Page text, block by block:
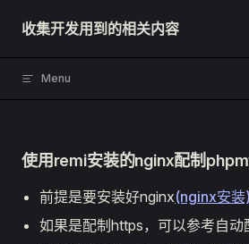
Skip to content
收集开发用到的相关内容
Menu
使用remi安装的nginx配制
前提是要安装好nginx(nginx安装)
如果是配制https，可以参考自动